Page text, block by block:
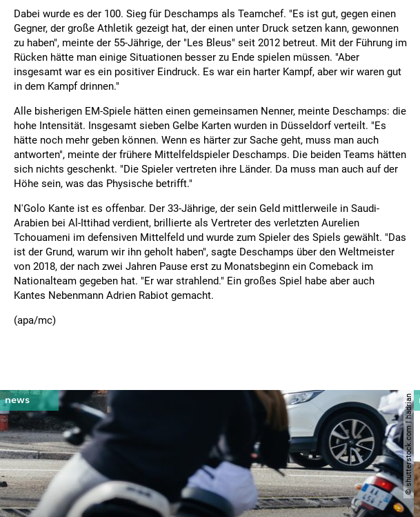
Dabei wurde es der 100. Sieg für Deschamps als Teamchef. "Es ist gut, gegen einen
Gegner, der große Athletik gezeigt hat, der einen unter Druck setzen kann, gewonnen
zu haben", meinte der 55-Jährige, der "Les Bleus" seit 2012 betreut. Mit der Führung im
Rücken hätte man einige Situationen besser zu Ende spielen müssen. "Aber
insgesamt war es ein positiver Eindruck. Es war ein harter Kampf, aber wir waren gut
in dem Kampf drinnen."
Alle bisherigen EM-Spiele hätten einen gemeinsamen Nenner, meinte Deschamps: die
hohe Intensität. Insgesamt sieben Gelbe Karten wurden in Düsseldorf verteilt. "Es
hätte noch mehr geben können. Wenn es härter zur Sache geht, muss man auch
antworten", meinte der frühere Mittelfeldspieler Deschamps. Die beiden Teams hätten
sich nichts geschenkt. "Die Spieler vertreten ihre Länder. Da muss man auch auf der
Höhe sein, was das Physische betrifft."
N'Golo Kante ist es offenbar. Der 33-Jährige, der sein Geld mittlerweile in Saudi-
Arabien bei Al-Ittihad verdient, brillierte als Vertreter des verletzten Aurelien
Tchouameni im defensiven Mittelfeld und wurde zum Spieler des Spiels gewählt. "Das
ist der Grund, warum wir ihn geholt haben", sagte Deschamps über den Weltmeister
von 2018, der nach zwei Jahren Pause erst zu Monatsbeginn ein Comeback im
Nationalteam gegeben hat. "Er war strahlend." Ein großes Spiel habe aber auch
Kantes Nebenmann Adrien Rabiot gemacht.
(apa/mc)
© shutterstock.com | hadrian